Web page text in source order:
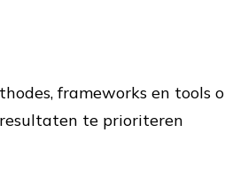
frameworks en tools
te prioriteren